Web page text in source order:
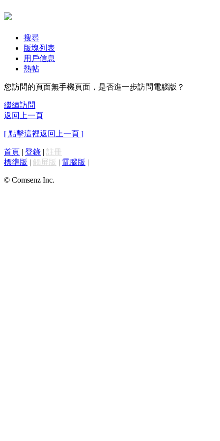
搜尋
版塊列表
用戶信息
熱帖
您訪問的頁面無手機頁面，是否進一步訪問電腦版？
繼續訪問
返回上一頁
[ 點擊這裡返回上一頁 ]
首頁 | 登錄 | 註冊
標準版 | 觸屏版 | 電腦版 |
© Comsenz Inc.